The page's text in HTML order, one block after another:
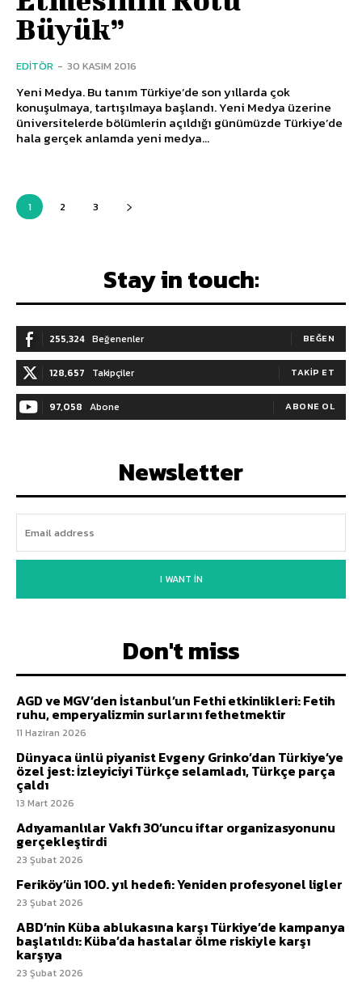
Büyük”
EDITÖR - 30 KASIM 2016
Yeni Medya. Bu tanım Türkiye’de son yıllarda çok
konuşulmaya, tartışılmaya başlandı. Yeni Medya üzerine
üniversitelerde bölümlerin açıldığı günümüzde Türkiye’de
hala gerçek anlamda yeni medya...
1 2 3
Stay in touch:
255,324 Beğenenler BEĞEN
128,657 Takipçiler TAKIP ET
97,058 Abone ABONE OL
Newsletter
I WANT IN
Don't miss
AGD ve MGV’den İstanbul’un Fethi etkinlikleri: Fetih
ruhu, emperyalizmin surlarını fethetmektir
11 Haziran 2026
Dünyaca ünlü piyanist Evgeny Grinko’dan Türkiye’ye
özel jest: İzleyiciyi Türkçe selamladı, Türkçe parça
çaldı
13 Mart 2026
Adıyamanlılar Vakfı 30’uncu iftar organizasyonunu
gerçekleştirdi
23 Şubat 2026
Feriköy’ün 100. yıl hedefi: Yeniden profesyonel ligler
23 Şubat 2026
ABD’nin Küba ablukasına karşı Türkiye’de kampanya
başlatıldı: Küba’da hastalar ölme riskiyle karşı
karşıya
23 Şubat 2026